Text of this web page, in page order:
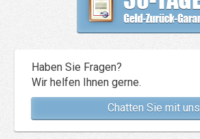
Haben Sie Fragen?
Wir helfen Ihnen gerne.
Chatten Sie mit uns